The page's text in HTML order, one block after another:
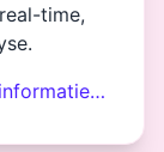
time,